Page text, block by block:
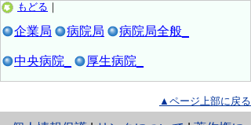
もどる ｜
企業局 病院局 病院局全般_
中央病院_ 厚生病院_
▲ページ上部に戻る